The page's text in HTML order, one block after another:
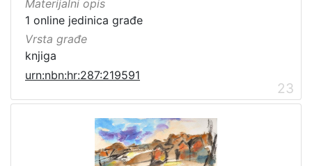
Materijalni opis
1 online jedinica građe
Vrsta građe
knjiga
urn:nbn:hr:287:219591
23